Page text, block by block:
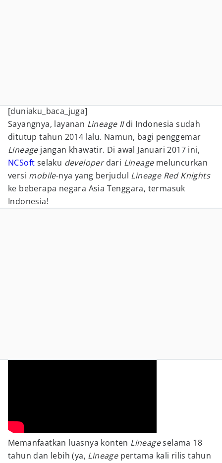
[duniaku_baca_juga]
Sayangnya, layanan Lineage IIdi Indonesia sudah
ditutup tahun 2014 lalu. Namun, bagi penggemar
Lineagejangan khawatir. Di awal Januari 2017 ini,
NCSoft selaku developerdari Lineagemeluncurkan
versi mobile-nya yang berjudul Lineage Red Knights
ke beberapa negara Asia Tenggara, termasuk
Indonesia!
Memanfaatkan luasnya konten Lineageselama 18
tahun dan lebih (ya, Lineagepertama kali rilis tahun